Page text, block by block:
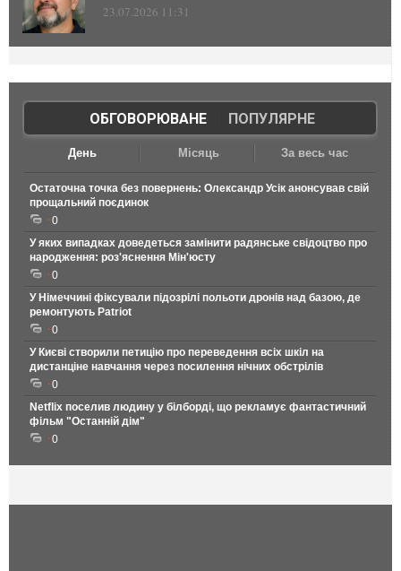
23.07.2026 11:31
ОБГОВОРЮВАНЕ| ПОПУЛЯРНЕ
День Місяць За весь час
Остаточна точка без повернень: Олександр Усік анонсував свій
прощальний поєдинок
0
У яких випадках доведеться замінити радянське свідоцтво про
народження: роз'яснення Мін'юсту
0
У Німеччині фіксували підозрілі польоти дронів над базою, де
ремонтують Patriot
0
У Києві створили петицію про переведення всіх шкіл на
дистанціне навчання через посилення нічних обстрілів
0
Netflix поселив людину у білборді, що рекламує фантастичний
фільм "Останній дім"
0